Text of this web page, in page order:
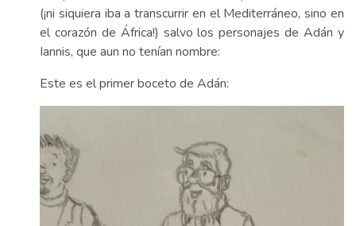
(¡ni siquiera iba a transcurrir en el Mediterráneo, sino en
el corazón de África!) salvo los personajes de Adán y
Iannis, que aun no tenían nombre:
Este es el primer boceto de Adán: